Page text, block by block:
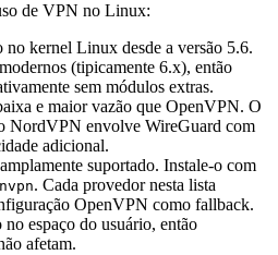
de VPN no Linux:
no kernel Linux desde a versão 5.6.
(tipicamente 6.x), então
sem módulos extras.
e maior vazão que OpenVPN. O
NordVPN envolve WireGuard com
adicional.
suportado. Instale-o com
. Cada provedor nesta lista
OpenVPN como fallback.
espaço do usuário, então
afetam.